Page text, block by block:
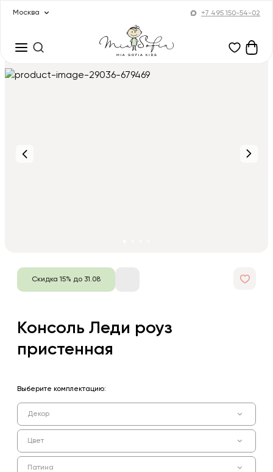
Москва +7 495 150-54-02
Скидка 15% до 31.08
Консоль Леди роуз
пристенная
Выберите комплектацию:
Декор
Цвет
Патина